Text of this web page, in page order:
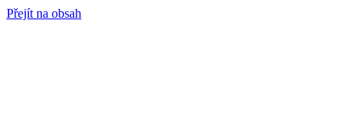
Přejít na obsah